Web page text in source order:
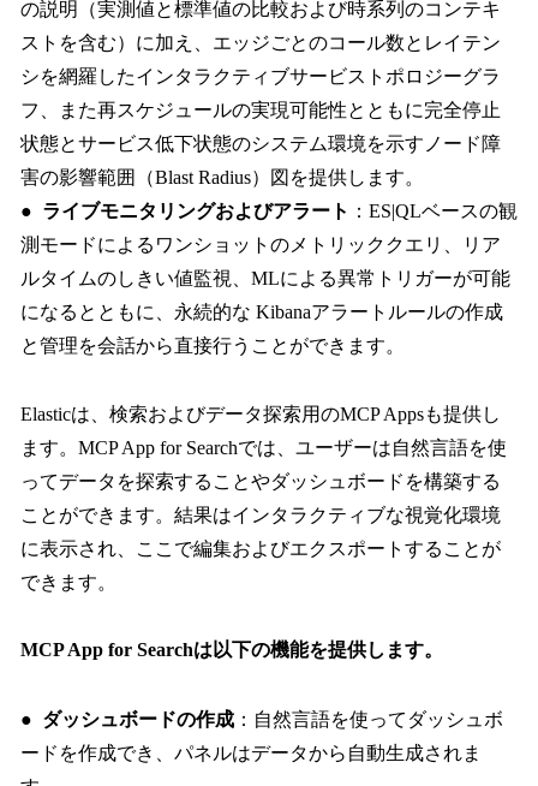
の説明（実測値と標準値の比較および時系列のコンテキ
ストを含む）に加え、エッジごとのコール数とレイテン
シを網羅したインタラクティブサービストポロジーグラ
フ、また再スケジュールの実現可能性とともに完全停止
状態とサービス低下状態のシステム環境を示すノード障
害の影響範囲（Blast Radius）図を提供します。
● ライブモニタリングおよびアラート ：ES|QLベースの観
測モードによるワンショットのメトリッククエリ、リア
ルタイムのしきい値監視、MLによる異常トリガーが可能
になるとともに、永続的な Kibanaアラートルールの作成
と管理を会話から直接行うことができます。
Elasticは、検索およびデータ探索用のMCP Appsも提供し
ます。MCP App for Searchでは、ユーザーは自然言語を使
ってデータを探索することやダッシュボードを構築する
ことができます。結果はインタラクティブな視覚化環境
に表示され、ここで編集およびエクスポートすることが
できます。
MCP App for Searchは以下の機能を提供します。
● ダッシュボードの作成 ：自然言語を使ってダッシュボ
ードを作成でき、パネルはデータから自動生成されま